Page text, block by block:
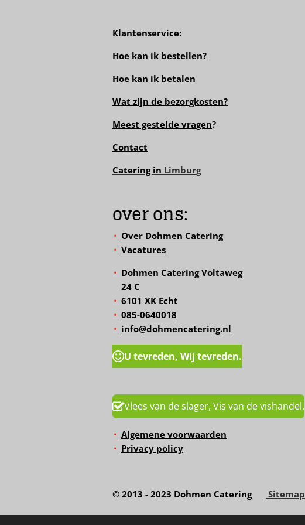
Klantenservice:
Hoe kan ik bestellen?
Hoe kan ik betalen
Wat zijn de bezorgkosten?
Meest gestelde vragen?
Contact
Catering in Limburg
over ons:
Over Dohmen Catering
Vacatures
Dohmen Catering Voltaweg
24 C
6101 XK Echt
085-0640018
info@dohmencatering.nl
U tevreden, Wij tevreden.
Vlees van de slager, Vis van de vishandel.
Algemene voorwaarden
Privacy policy
© 2013 - 2023 Dohmen Catering Sitemap